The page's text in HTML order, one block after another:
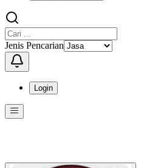
Jenis Pencarian
Login
Menu ini berisi navigasi untuk